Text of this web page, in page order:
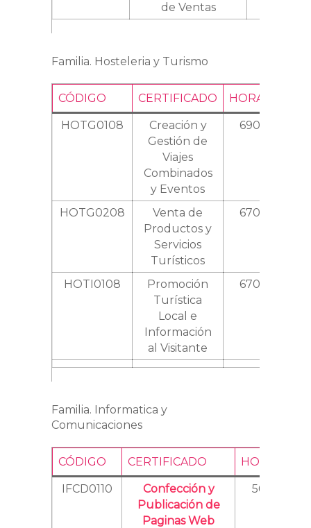
de Ventas
Familia. Hosteleria y Turismo
CÓDIGO CERTIFICADO HORAS
HOTG0108
Creación y
Gestión de
Viajes
Combinados
y Eventos
690
HOTG0208
Venta de
Productos y
Servicios
Turísticos
670
HOTI0108
Promoción
Turística
Local e
Información
al Visitante
670
Familia. Informatica y
Comunicaciones
CÓDIGO CERTIFICADO HORAS
IFCD0110
Confección y
Publicación de
Paginas Web
560